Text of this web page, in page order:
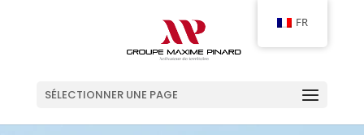
SÉLECTIONNER UNE PAGE
FR